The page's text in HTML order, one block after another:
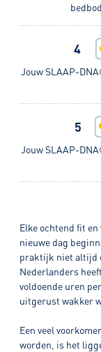
4
Jouw SLAAP-
5
Jouw SLAAP-
Elke ochtend fit
nieuwe dag
praktijk niet altijd
Nederlanders
voldoende uren
uitgerust wakker
Een veel
worden, is het